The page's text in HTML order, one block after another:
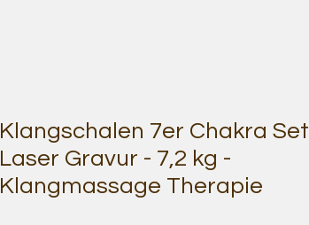
Klangschalen 7er Chakra Set
Laser Gravur - 7,2 kg -
Klangmassage Therapie